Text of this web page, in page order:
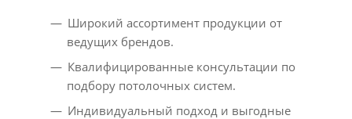
Широкий ассортимент продукции от
ведущих брендов.
Квалифицированные консультации по
подбору потолочных систем.
Индивидуальный подход и выгодные